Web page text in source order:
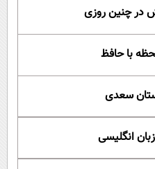
با حافظ
سعدی
انگلیسی